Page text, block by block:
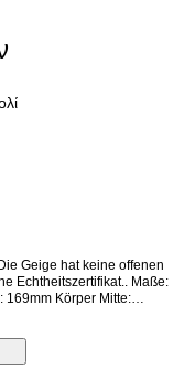
- 4/4 - - Βιολί
169mm Körper Mitte:
Sicherheit
Instrumente, die nur als